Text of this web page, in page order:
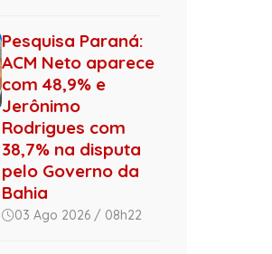
Pesquisa Paraná:
ACM Neto aparece
com 48,9% e
Jerônimo
Rodrigues com
38,7% na disputa
pelo Governo da
Bahia
03 Ago 2026 / 08h22